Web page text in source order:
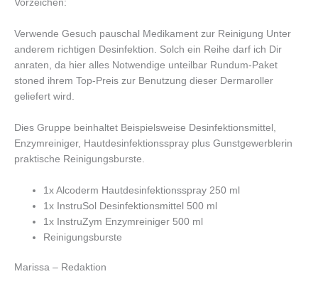
Vorzeichen:
Verwende Gesuch pauschal Medikament zur Reinigung Unter
anderem richtigen Desinfektion. Solch ein Reihe darf ich Dir
anraten, da hier alles Notwendige unteilbar Rundum-Paket
stoned ihrem Top-Preis zur Benutzung dieser Dermaroller
geliefert wird.
Dies Gruppe beinhaltet Beispielsweise Desinfektionsmittel,
Enzymreiniger, Hautdesinfektionsspray plus Gunstgewerblerin
praktische Reinigungsburste.
1x Alcoderm Hautdesinfektionsspray 250 ml
1x InstruSol Desinfektionsmittel 500 ml
1x InstruZym Enzymreiniger 500 ml
Reinigungsburste
Marissa – Redaktion